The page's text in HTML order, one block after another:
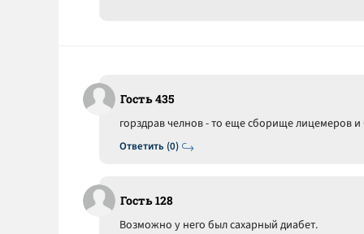
Гость 435
Ответить (0)
горздрав челнов - то еще сборище лицемеров
Гость 128
Возможно у него был сахарный диабет.